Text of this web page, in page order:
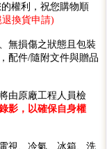
權利，祝您購物順
換貨申請)
無損傷之狀態且包裝
配件/隨附文件與贈品
由原廠工程人員檢
影，以確保自身權
視、冷氣、冰箱、洗